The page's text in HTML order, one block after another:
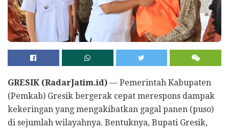
GRESIK (RadarJatim.id) — Pemerintah Kabupaten
(Pemkab) Gresik bergerak cepat merespons dampak
kekeringan yang mengakibatkan gagal panen (puso)
di sejumlah wilayahnya. Bentuknya, Bupati Gresik,